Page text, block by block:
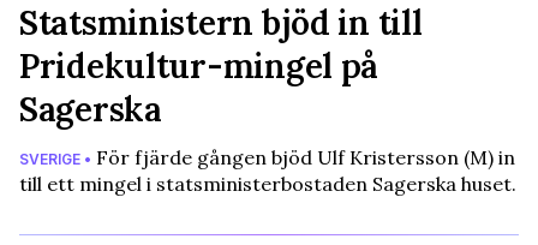
Statsministern bjöd in till
Pridekultur-mingel på
Sagerska
SVERIGE • För fjärde gången bjöd Ulf Kristersson (M) in
till ett mingel i statsministerbostaden Sagerska huset.